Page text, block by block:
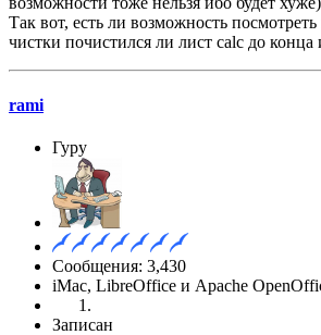
Так вот, есть ли возможность
чистки почистился ли лист calc до конца
rami
Гуру
Сообщения: 3,430
iMac, LibreOffice и Apache
Записан